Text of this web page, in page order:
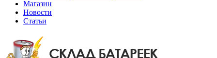
Магазин
Новости
Статьи